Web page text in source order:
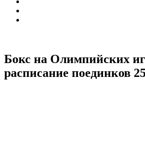
Бокс на Олимпийских
расписание поединков